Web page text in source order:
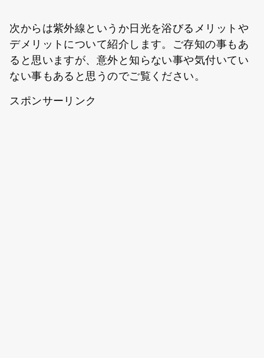
次からは紫外線というか日光を浴びるメリットや
デメリットについて紹介します。ご存知の事もあ
ると思いますが、意外と知らない事や気付いてい
ない事もあると思うのでご覧ください。
スポンサーリンク